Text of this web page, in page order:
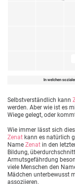
In welchen
Selbstverständlich kann
werden. Aber wie ist es
Wiege gelegt, oder
Wie immer lässt sich
Zenat kann es natürlich
Name Zenat in den
Bildung,
Armutsgefährdung
viele Menschen den
Mädchen unterbewusst
assoziieren.